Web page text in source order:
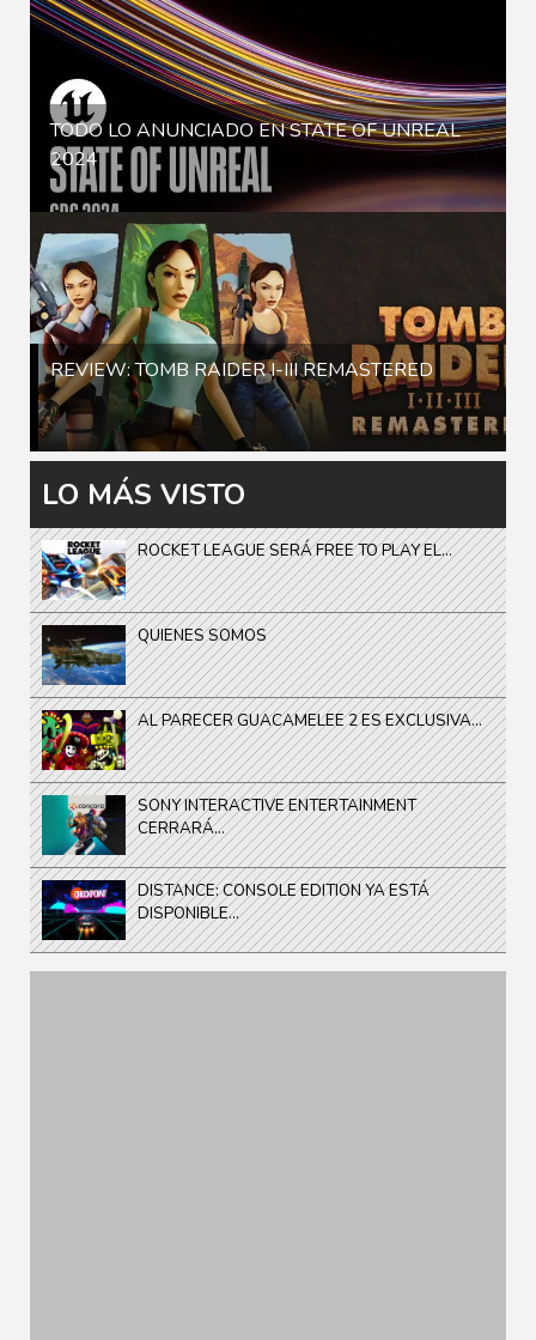
TODO LO ANUNCIADO EN STATE OF UNREAL
2024
REVIEW: TOMB RAIDER I-III REMASTERED
LO MÁS VISTO
ROCKET LEAGUE SERÁ FREE TO PLAY EL...
QUIENES SOMOS
AL PARECER GUACAMELEE 2 ES EXCLUSIVA...
SONY INTERACTIVE ENTERTAINMENT
CERRARÁ...
DISTANCE: CONSOLE EDITION YA ESTÁ
DISPONIBLE...